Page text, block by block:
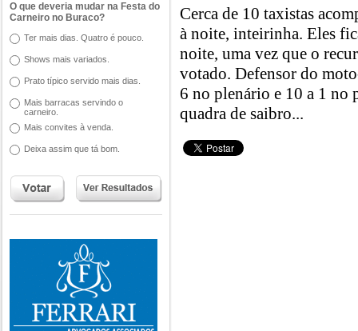
O que deveria mudar na Festa do
Carneiro no Buraco?
Ter mais dias. Quatro é pouco.
Shows mais variados.
Prato típico servido mais dias.
Mais barracas servindo o
carneiro.
Mais convites à venda.
Deixa assim que tá bom.
Cerca de 10 taxistas
à noite, inteirinha. Eles
noite, uma vez que o
votado. Defensor do
6 no plenário e 10 a 1 no
quadra de saibro...